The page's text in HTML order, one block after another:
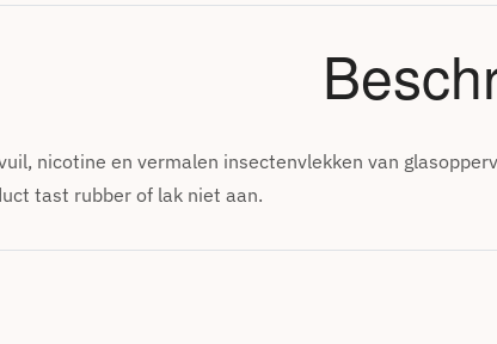
nicotine en vermalen insectenvlekken van
tast rubber of lak niet aan.